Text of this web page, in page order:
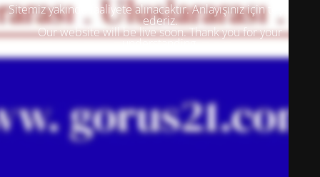
Sitemiz yakında faaliyete alınacaktır. Anlayışınız için teşekkür
ederiz.
Our website will be live soon. Thank you for your
understanding.